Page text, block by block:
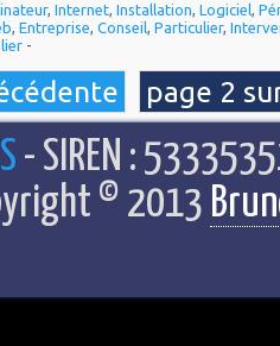
, Internet, Installation, Logiciel,
, Entreprise, Conseil, Particulier,
-
page 2
- SIREN :
© 2013